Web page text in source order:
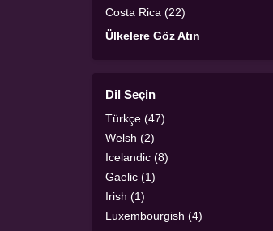
Costa Rica (22)
Ülkelere Göz Atın
Dil Seçin
Türkçe (47)
Welsh (2)
Icelandic (8)
Gaelic (1)
Irish (1)
Luxembourgish (4)